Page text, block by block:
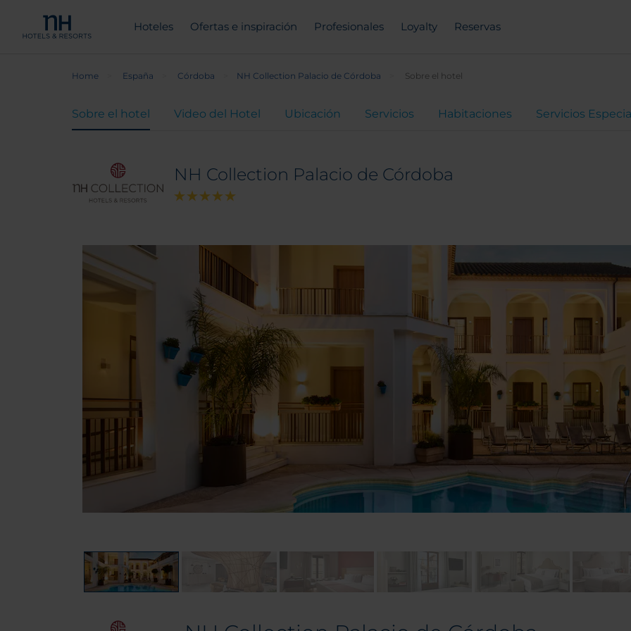
Hoteles Ofertas e inspiración Profesionales Loyalty Reservas
Home España Córdoba NH Collection Palacio de Córdoba Sobre el hotel
Sobre el hotel Video del Hotel Ubicación Servicios Habitaciones Servicios
NH Collection Palacio de Córdoba